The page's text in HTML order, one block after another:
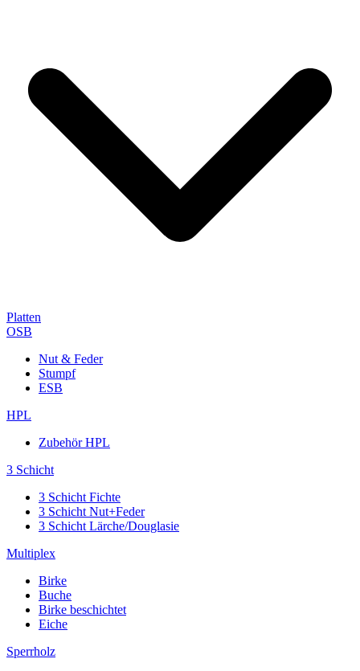
Platten
OSB
Nut & Feder
Stumpf
ESB
HPL
Zubehör HPL
3 Schicht
3 Schicht Fichte
3 Schicht Nut+Feder
3 Schicht Lärche/Douglasie
Multiplex
Birke
Buche
Birke beschichtet
Eiche
Sperrholz